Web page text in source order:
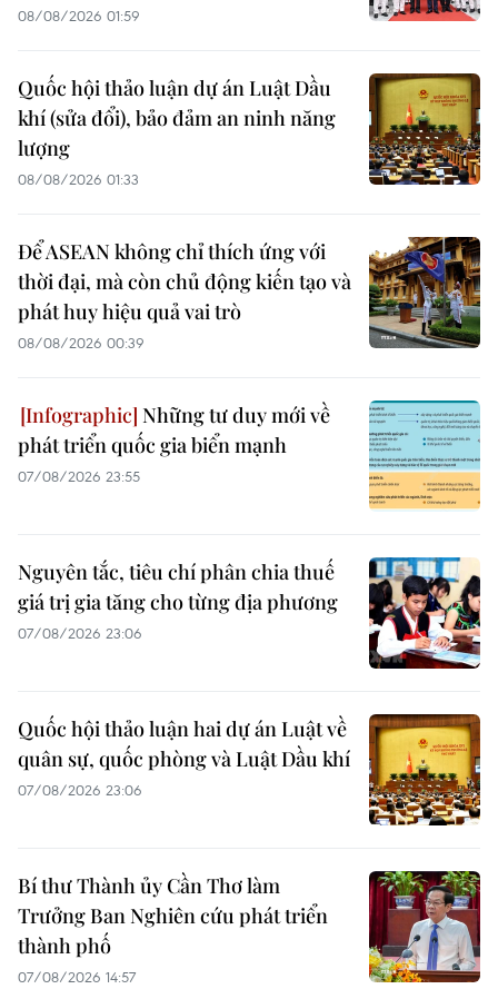
08/08/2026 01:59
Quốc hội thảo luận dự án Luật Dầu
khí (sửa đổi), bảo đảm an ninh năng
lượng
08/08/2026 01:33
Để ASEAN không chỉ thích ứng với
thời đại, mà còn chủ động kiến tạo và
phát huy hiệu quả vai trò
08/08/2026 00:39
Những tư duy mới về
phát triển quốc gia biển mạnh
07/08/2026 23:55
Nguyên tắc, tiêu chí phân chia thuế
giá trị gia tăng cho từng địa phương
07/08/2026 23:06
Quốc hội thảo luận hai dự án Luật về
quân sự, quốc phòng và Luật Dầu khí
07/08/2026 23:06
Bí thư Thành ủy Cần Thơ làm
Trưởng Ban Nghiên cứu phát triển
thành phố
07/08/2026 14:57